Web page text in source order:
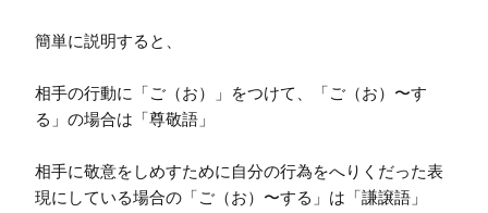
簡単に説明すると、
相手の行動に「ご（お）」をつけて、「ご（お）〜す
る」の場合は「尊敬語」
相手に敬意をしめすために自分の行為をへりくだった表
現にしている場合の「ご（お）〜する」は「謙譲語」